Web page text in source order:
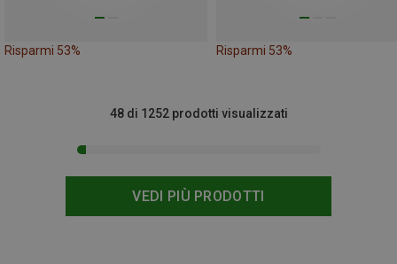
Risparmi 53% Risparmi 53%
VEDI PIÙ PRODOTTI
48 di 1252 prodotti visualizzati